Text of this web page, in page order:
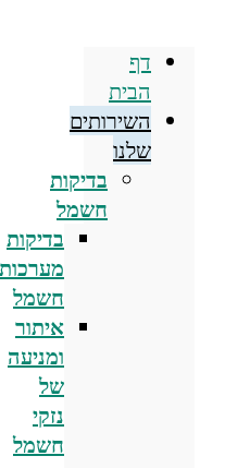
דף
הבית
השירותים
שלנו
בדיקות
חשמל
בדיקות
מערכות
חשמל
איתור
ומניעה
של
נזקי
חשמל